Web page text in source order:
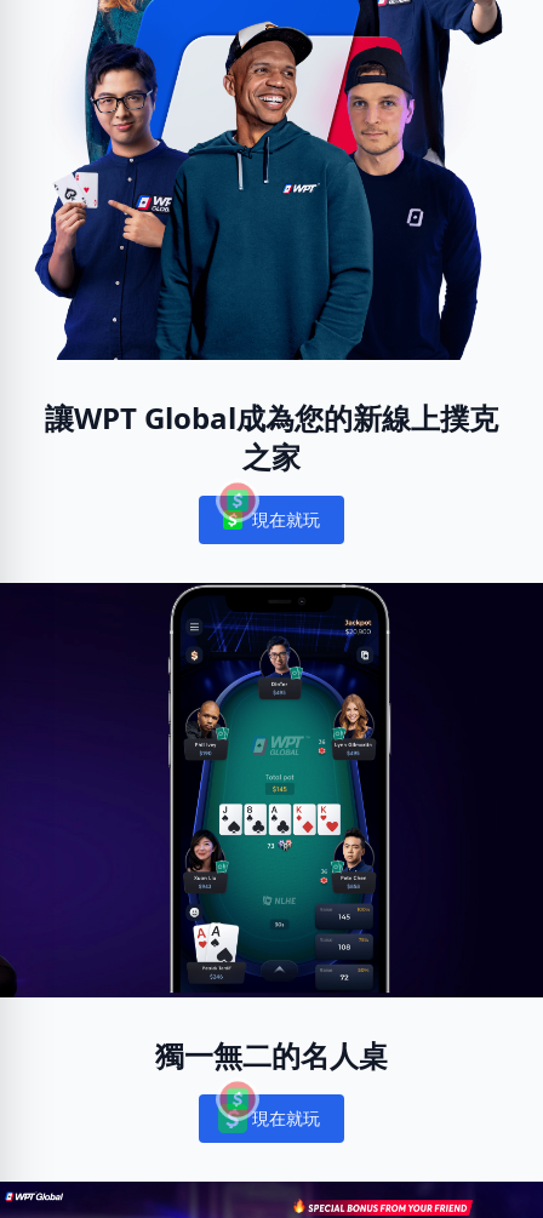
讓WPT Global成為您的新線上撲克
之家
Notifications
現在就玩
獨一無二的名人桌
Notifications
現在就玩